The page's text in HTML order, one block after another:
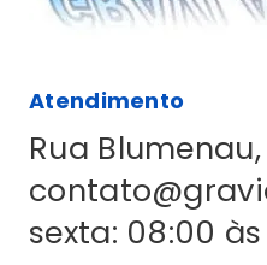
Atendimento
Rua
sexta: 08:00 às